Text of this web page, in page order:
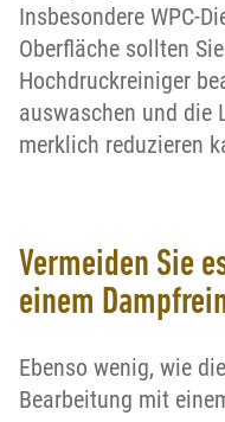
Insbesondere WPC-
Oberfläche sollten
Hochdruckreiniger
auswaschen und die
merklich reduzieren
Vermeiden Sie
einem
Ebenso wenig, wie
Bearbeitung mit